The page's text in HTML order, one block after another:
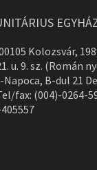
Kolozsvár,
u. 9. sz. (Román
Napoca, B-dul 21
fax: (004)-0264-